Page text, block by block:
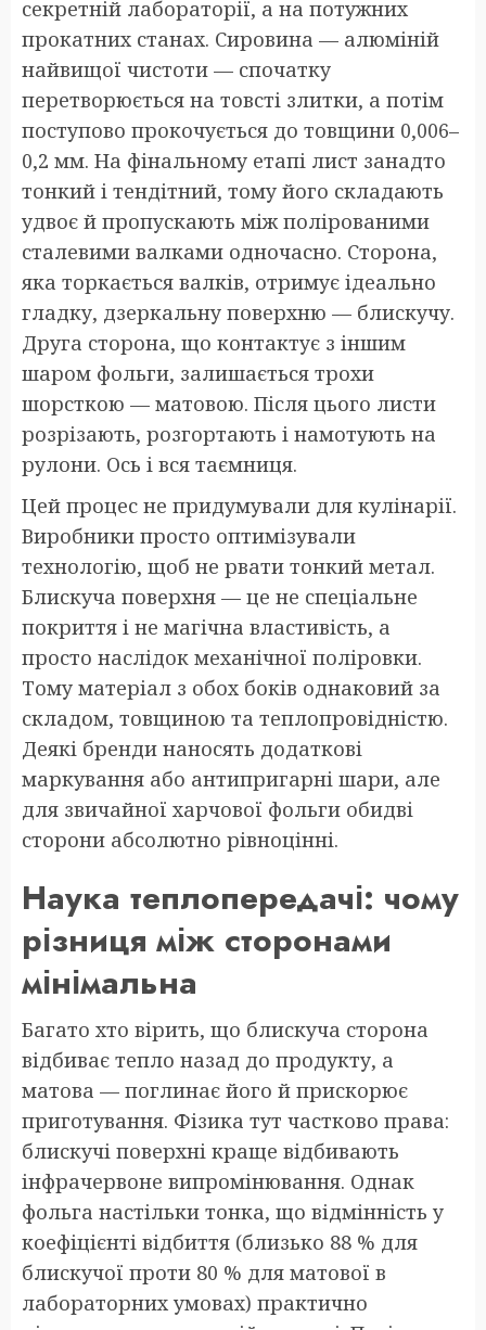
секретній лабораторії, а на потужних
прокатних станах. Сировина — алюміній
найвищої чистоти — спочатку
перетворюється на товсті злитки, а потім
поступово прокочується до товщини 0,006–
0,2 мм. На фінальному етапі лист занадто
тонкий і тендітний, тому його складають
удвоє й пропускають між полірованими
сталевими валками одночасно. Сторона,
яка торкається валків, отримує ідеально
гладку, дзеркальну поверхню — блискучу.
Друга сторона, що контактує з іншим
шаром фольги, залишається трохи
шорсткою — матовою. Після цього листи
розрізають, розгортають і намотують на
рулони. Ось і вся таємниця.
Цей процес не придумували для кулінарії.
Виробники просто оптимізували
технологію, щоб не рвати тонкий метал.
Блискуча поверхня — це не спеціальне
покриття і не магічна властивість, а
просто наслідок механічної поліровки.
Тому матеріал з обох боків однаковий за
складом, товщиною та теплопровідністю.
Деякі бренди наносять додаткові
маркування або антипригарні шари, але
для звичайної харчової фольги обидві
сторони абсолютно рівноцінні.
Наука теплопередачі: чому
різниця між сторонами
мінімальна
Багато хто вірить, що блискуча сторона
відбиває тепло назад до продукту, а
матова — поглинає його й прискорює
приготування. Фізика тут частково права:
блискучі поверхні краще відбивають
інфрачервоне випромінювання. Однак
фольга настільки тонка, що відмінність у
коефіцієнті відбиття (близько 88 % для
блискучої проти 80 % для матової в
лабораторних умовах) практично